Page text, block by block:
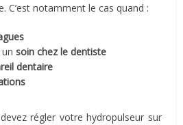
C’est notamment le cas quand :
unsoin chez le dentiste
dentaire
régler votre hydropulseur sur